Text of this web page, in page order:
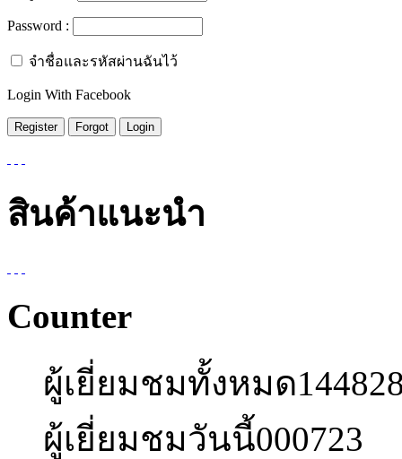
Password :
จำชื่อและรหัสผ่านฉันไว้
Login With Facebook
สินค้าแนะนำ
Counter
ผู้เยี่ยมชมทั้งหมด
ผู้เยี่ยมชมวันนี้000723